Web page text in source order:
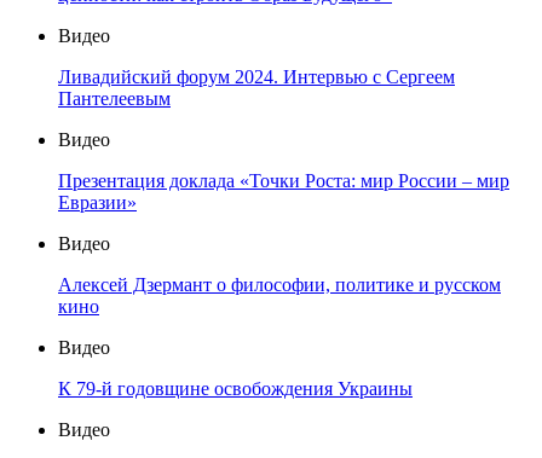
Видео
Ливадийский форум 2024. Интервью с Сергеем
Пантелеевым
Видео
Презентация доклада «Точки Роста: мир России – мир
Евразии»
Видео
Алексей Дзермант о философии, политике и русском
кино
Видео
К 79-й годовщине освобождения Украины
Видео